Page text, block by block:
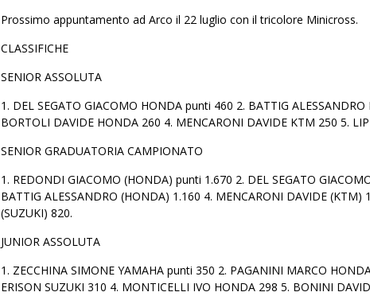
Prossimo appuntamento ad Arco il 22 luglio con il tricolore Minicross.
CLASSIFICHE
SENIOR ASSOLUTA
1. DEL SEGATO GIACOMO HONDA punti 460 2. BATTIG
BORTOLI DAVIDE HONDA 260 4. MENCARONI DAVIDE KTM 250 5.
SENIOR GRADUATORIA CAMPIONATO
1. REDONDI GIACOMO (HONDA) punti 1.670 2. DEL SEGATO
BATTIG ALESSANDRO (HONDA) 1.160 4. MENCARONI DAVIDE (KTM)
(SUZUKI) 820.
JUNIOR ASSOLUTA
1. ZECCHINA SIMONE YAMAHA punti 350 2. PAGANINI MARCO
ERISON SUZUKI 310 4. MONTICELLI IVO HONDA 298 5. BONINI